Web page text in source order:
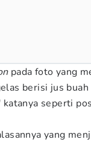
pada foto yang
berisi jus buah
seperti
yang